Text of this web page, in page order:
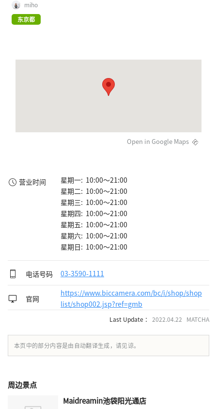
miho
东京都
Open in Google Maps
营业时间
星期一: 10:00～21:00
星期二: 10:00～21:00
星期三: 10:00～21:00
星期四: 10:00～21:00
星期五: 10:00～21:00
星期六: 10:00～21:00
星期日: 10:00～21:00
电话号码 03-3590-1111
官网
https://www.biccamera.com/bc/i/shop/shop
list/shop002.jsp?ref=gmb
Last Update ： 2022.04.22 MATCHA
本页中的部分内容是由自动翻译生成，请见谅。
周边景点
Maidreamin池袋阳光通店